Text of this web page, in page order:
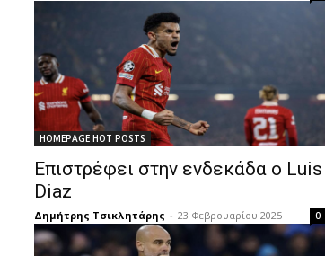
HOMEPAGE HOT POSTS
Επιστρέφει στην ενδεκάδα ο Luis
Diaz
Δημήτρης Τσικλητάρης - 23 Φεβρουαρίου 2025 0